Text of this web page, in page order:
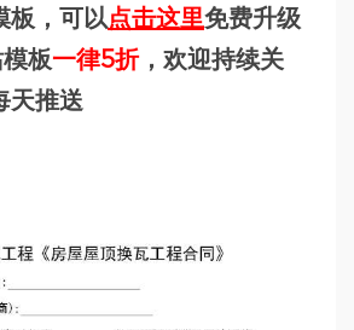
板，可以点击这里免费升级
板一律5折，欢迎持续关
天推送